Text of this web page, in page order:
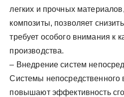
легких и прочных
композиты, позволяет
требует особого внимания к
производства.
– Внедрение систем
Системы непосредственного
повышают эффективность